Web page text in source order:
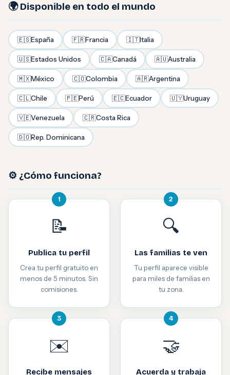
🌍 Disponible en todo el mundo
🇪🇸España 🇫🇷Francia 🇮🇹Italia
🇺🇸Estados Unidos 🇨🇦Canadá 🇦🇺Australia
🇲🇽México 🇨🇴Colombia 🇦🇷Argentina
🇨🇱Chile 🇵🇪Perú 🇪🇨Ecuador 🇺🇾Uruguay
🇻🇪Venezuela 🇨🇷Costa Rica
🇩🇴Rep. Dominicana
⚙️ ¿Cómo funciona?
1
📝
Publica tu perfil
Crea tu perfil gratuito en
menos de 5 minutos. Sin
comisiones.
2
🔍
Las familias te ven
Tu perfil aparece visible
para miles de familias en
tu zona.
3
✉️
Recibe mensajes
4
🤝
Acuerda y trabaja